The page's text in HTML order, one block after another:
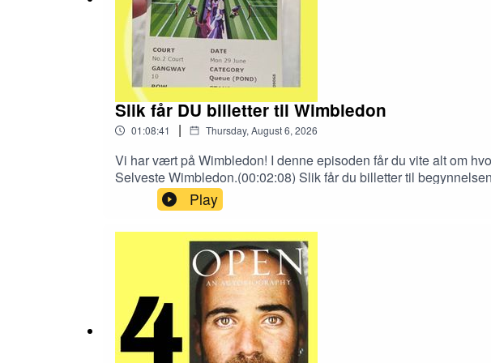
Innspilt i april 2026.
Medvirkende/produksjon: Jostein Gjertsen og Åsmund Ådnøy.
Episodefoto: Roland Garros i 2006. (Foto: Åsmund Ådnøy)
Slik får DU billetter til Wimbledon
01:08:41 | Thursday, August 6, 2026
Vi har vært på Wimbledon! I denne episoden får du vite alt om
Selveste Wimbledon.(00:02:08) Slik får du billetter til
(kunst)grastennis i London nesten gratis(01:03:19) Andre
billetter.Liker du Tennishistorier? Slik hjelper du podcasten å
Podcasts: Skriv en anmeldelse og gi oss noen stjerner.Sosiale
dine tennisvenner! :-)Skriv til oss: post@tennishistorier.no.---
Play